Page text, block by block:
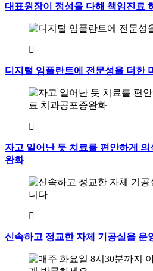
대표원장이 정성을 다해 책임진료
디지털 임플란트에 전문성을 더한
자고 일어난 듯 치료를 편안하게
완화
신속하고 정교한 자체 기공실을 운